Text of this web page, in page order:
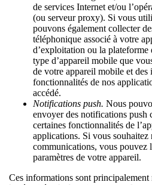
de services Internet et/ou
(ou serveur proxy). Si vous
pouvons également collecter
téléphonique associé à votre
d’exploitation ou la
type d’appareil mobile que
de votre appareil mobile et des
fonctionnalités de nos
accédé.
Notifications push. Nous
envoyer des notifications push
certaines fonctionnalités de
applications. Si vous souhaitez
communications, vous pouvez
paramètres de votre appareil.
Ces informations sont principalement